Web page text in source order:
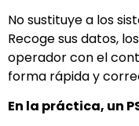
No sustituye a los
Recoge sus datos,
operador con el
forma rápida y
En la práctica, un